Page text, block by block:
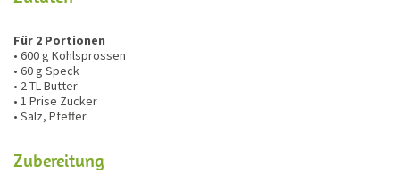
Für 2 Portionen
• 600 g Kohlsprossen
• 60 g Speck
• 2 TL Butter
• 1 Prise Zucker
• Salz, Pfeffer
Zubereitung